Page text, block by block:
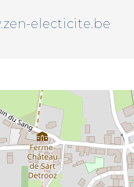
electicite.be